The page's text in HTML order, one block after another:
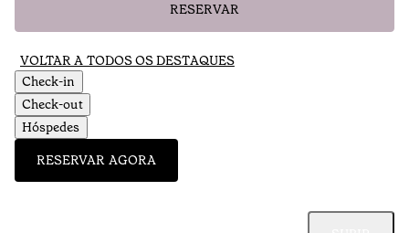
RESERVAR
VOLTAR A TODOS OS DESTAQUES
Check-in
Check-out
Hóspedes
RESERVAR AGORA